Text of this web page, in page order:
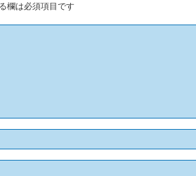
欄は必須項目です